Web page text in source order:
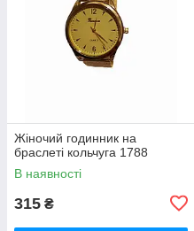
Жіночий годинник на
браслеті кольчуга 1788
В наявності
315 ₴